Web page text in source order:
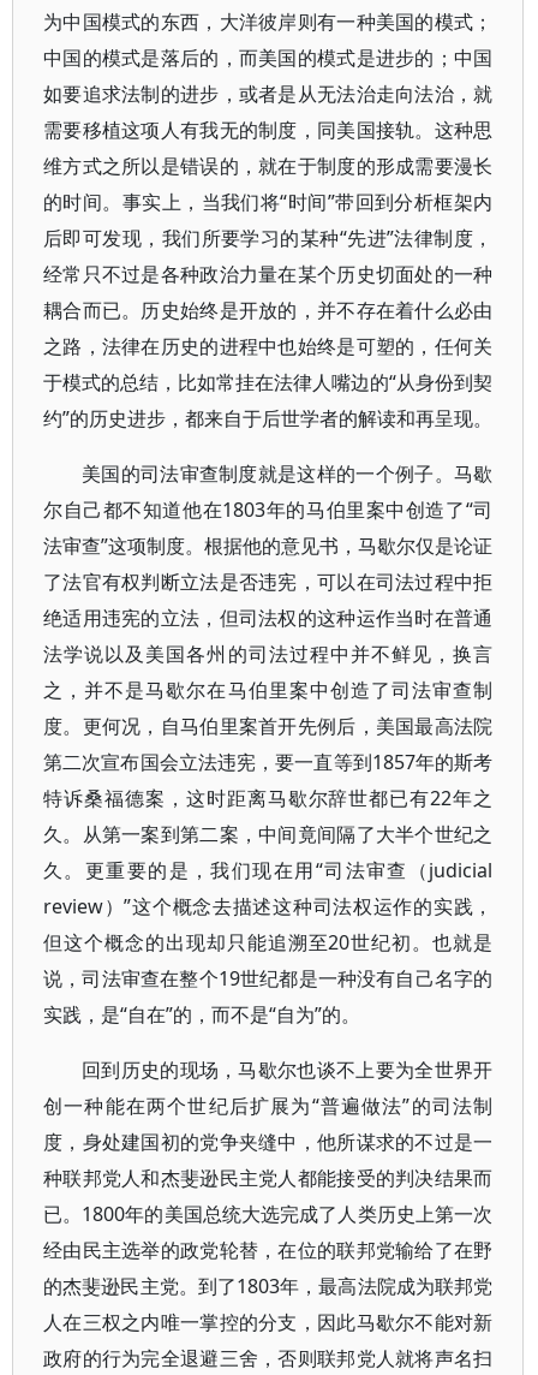
为中国模式的东西，大洋彼岸则有一种美国的模式；
中国的模式是落后的，而美国的模式是进步的；中国
如要追求法制的进步，或者是从无法治走向法治，就
需要移植这项人有我无的制度，同美国接轨。这种思
维方式之所以是错误的，就在于制度的形成需要漫长
的时间。事实上，当我们将“时间”带回到分析框架内
后即可发现，我们所要学习的某种“先进”法律制度，
经常只不过是各种政治力量在某个历史切面处的一种
耦合而已。历史始终是开放的，并不存在着什么必由
之路，法律在历史的进程中也始终是可塑的，任何关
于模式的总结，比如常挂在法律人嘴边的“从身份到契
约”的历史进步，都来自于后世学者的解读和再呈现。
美国的司法审查制度就是这样的一个例子。马歇
尔自己都不知道他在1803年的马伯里案中创造了“司
法审查”这项制度。根据他的意见书，马歇尔仅是论证
了法官有权判断立法是否违宪，可以在司法过程中拒
绝适用违宪的立法，但司法权的这种运作当时在普通
法学说以及美国各州的司法过程中并不鲜见，换言
之，并不是马歇尔在马伯里案中创造了司法审查制
度。更何况，自马伯里案首开先例后，美国最高法院
第二次宣布国会立法违宪，要一直等到1857年的斯考
特诉桑福德案，这时距离马歇尔辞世都已有22年之
久。从第一案到第二案，中间竟间隔了大半个世纪之
久。更重要的是，我们现在用“司法审查（judicial
review）”这个概念去描述这种司法权运作的实践，
但这个概念的出现却只能追溯至20世纪初。也就是
说，司法审查在整个19世纪都是一种没有自己名字的
实践，是“自在”的，而不是“自为”的。
回到历史的现场，马歇尔也谈不上要为全世界开
创一种能在两个世纪后扩展为“普遍做法”的司法制
度，身处建国初的党争夹缝中，他所谋求的不过是一
种联邦党人和杰斐逊民主党人都能接受的判决结果而
已。1800年的美国总统大选完成了人类历史上第一次
经由民主选举的政党轮替，在位的联邦党输给了在野
的杰斐逊民主党。到了1803年，最高法院成为联邦党
人在三权之内唯一掌控的分支，因此马歇尔不能对新
政府的行为完全退避三舍，否则联邦党人就将声名扫